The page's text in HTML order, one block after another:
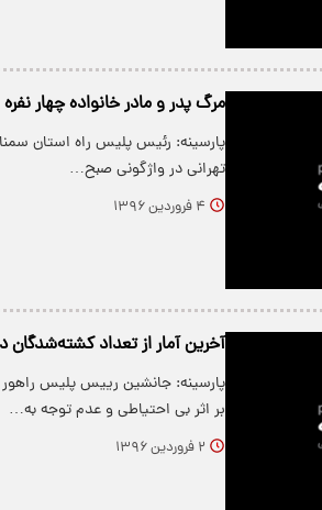
مرگ پدر و مادر خانواده چهار نفره
پارسینه: رئیس پلیس راه استان
تهرانی در واژگونی صبح…
۴ فروردین ۱۳۹۶
آخرین آمار از تعداد کشته‌شدگان
بر اثر بی احتیاطی و عدم توجه به…
۲ فروردین ۱۳۹۶